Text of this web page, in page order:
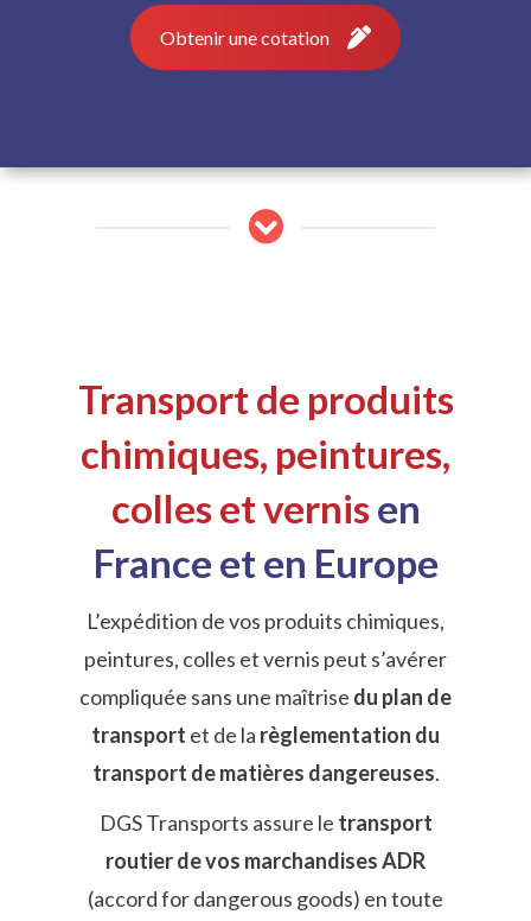
Obtenir une cotation
Transport de produits
chimiques, peintures,
colles et vernisen
France et en Europe
L’expédition de vos produits chimiques,
peintures, colles et vernis peut s’avérer
compliquée sans une maîtrise du plan de
transport et de la règlementation du
transport de matières dangereuses.
DGS Transports assure le transport
routier de vos marchandises ADR
(accord for dangerous goods) en toute